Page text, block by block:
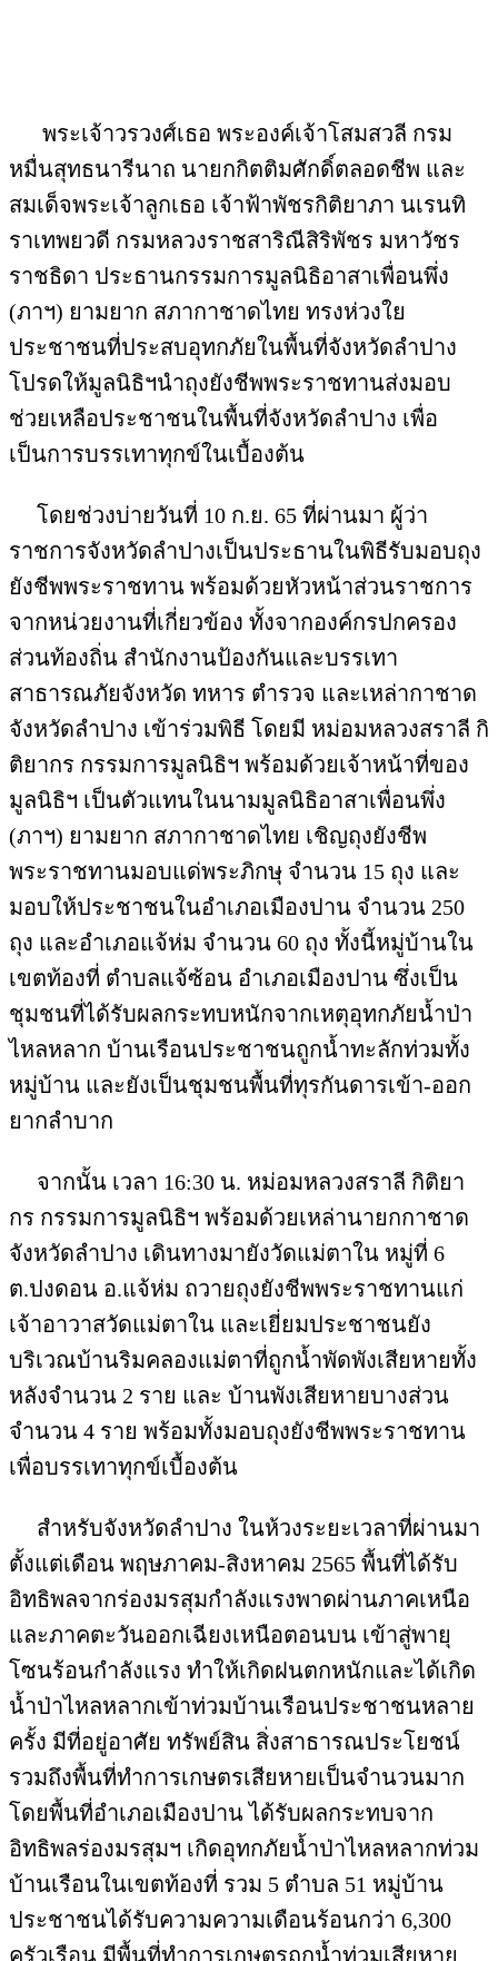
พระเจ้าวรวงศ์เธอ พระองค์เจ้าโสมสวลี กรม
หมื่นสุทธนารีนาถ นายกกิตติมศักดิ์ตลอดชีพ และ
สมเด็จพระเจ้าลูกเธอ เจ้าฟ้าพัชรกิติยาภา นเรนทิ
ราเทพยวดี กรมหลวงราชสาริณีสิริพัชร มหาวัชร
ราชธิดา ประธานกรรมการมูลนิธิอาสาเพื่อนพึ่ง
(ภาฯ) ยามยาก สภากาชาดไทย ทรงห่วงใย
ประชาชนที่ประสบอุทกภัยในพื้นที่จังหวัดลำปาง
โปรดให้มูลนิธิฯนำถุงยังชีพพระราชทานส่งมอบ
ช่วยเหลือประชาชนในพื้นที่จังหวัดลำปาง เพื่อ
เป็นการบรรเทาทุกข์ในเบื้องต้น
โดยช่วงบ่ายวันที่ 10 ก.ย. 65 ที่ผ่านมา ผู้ว่า
ราชการจังหวัดลำปางเป็นประธานในพิธีรับมอบถุง
ยังชีพพระราชทาน พร้อมด้วยหัวหน้าส่วนราชการ
จากหน่วยงานที่เกี่ยวข้อง ทั้งจากองค์กรปกครอง
ส่วนท้องถิ่น สำนักงานป้องกันและบรรเทา
สาธารณภัยจังหวัด ทหาร ตำรวจ และเหล่ากาชาด
จังหวัดลำปาง เข้าร่วมพิธี โดยมี หม่อมหลวงสราลี กิ
ติยากร กรรมการมูลนิธิฯ พร้อมด้วยเจ้าหน้าที่ของ
มูลนิธิฯ เป็นตัวแทนในนามมูลนิธิอาสาเพื่อนพึ่ง
(ภาฯ) ยามยาก สภากาชาดไทย เชิญถุงยังชีพ
พระราชทานมอบแด่พระภิกษุ จำนวน 15 ถุง และ
มอบให้ประชาชนในอำเภอเมืองปาน จำนวน 250
ถุง และอำเภอแจ้ห่ม จำนวน 60 ถุง ทั้งนี้หมู่บ้านใน
เขตท้องที่ ตำบลแจ้ซ้อน อำเภอเมืองปาน ซึ่งเป็น
ชุมชนที่ได้รับผลกระทบหนักจากเหตุอุทกภัยน้ำป่า
ไหลหลาก บ้านเรือนประชาชนถูกน้ำทะลักท่วมทั้ง
หมู่บ้าน และยังเป็นชุมชนพื้นที่ทุรกันดารเข้า-ออก
ยากลำบาก
จากนั้น เวลา 16:30 น. หม่อมหลวงสราลี กิติยา
กร กรรมการมูลนิธิฯ พร้อมด้วยเหล่านายกกาชาด
จังหวัดลำปาง เดินทางมายังวัดแม่ตาใน หมู่ที่ 6
ต.ปงดอน อ.แจ้ห่ม ถวายถุงยังชีพพระราชทานแก่
เจ้าอาวาสวัดแม่ตาใน และเยี่ยมประชาชนยัง
บริเวณบ้านริมคลองแม่ตาที่ถูกน้ำพัดพังเสียหายทั้ง
หลังจำนวน 2 ราย และ บ้านพังเสียหายบางส่วน
จำนวน 4 ราย พร้อมทั้งมอบถุงยังชีพพระราชทาน
เพื่อบรรเทาทุกข์เบื้องต้น
สำหรับจังหวัดลำปาง ในห้วงระยะเวลาที่ผ่านมา
ตั้งแต่เดือน พฤษภาคม-สิงหาคม 2565 พื้นที่ได้รับ
อิทธิพลจากร่องมรสุมกำลังแรงพาดผ่านภาคเหนือ
และภาคตะวันออกเฉียงเหนือตอนบน เข้าสู่พายุ
โซนร้อนกำลังแรง ทำให้เกิดฝนตกหนักและได้เกิด
น้ำป่าไหลหลากเข้าท่วมบ้านเรือนประชาชนหลาย
ครั้ง มีที่อยู่อาศัย ทรัพย์สิน สิ่งสาธารณประโยชน์
รวมถึงพื้นที่ทำการเกษตรเสียหายเป็นจำนวนมาก
โดยพื้นที่อำเภอเมืองปาน ได้รับผลกระทบจาก
อิทธิพลร่องมรสุมฯ เกิดอุทกภัยน้ำป่าไหลหลากท่วม
บ้านเรือนในเขตท้องที่ รวม 5 ตำบล 51 หมู่บ้าน
ประชาชนได้รับความความเดือนร้อนกว่า 6,300
ครัวเรือน มีพื้นที่ทำการเกษตรถูกน้ำท่วมเสียหาย